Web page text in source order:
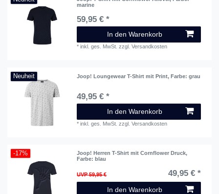
marine
59,95 € *
In den Warenkorb
*inkl. ges. MwSt. zzgl.Versandkosten
Neuheit Joop! Loungewear T-Shirt mit Print, Farbe: grau
49,95 € *
In den Warenkorb
*inkl. ges. MwSt. zzgl.Versandkosten
-17% Joop! Herren T-Shirt mit Cornflower Druck,
Farbe: blau
UVP 59,95 € 49,95 € *
In den Warenkorb